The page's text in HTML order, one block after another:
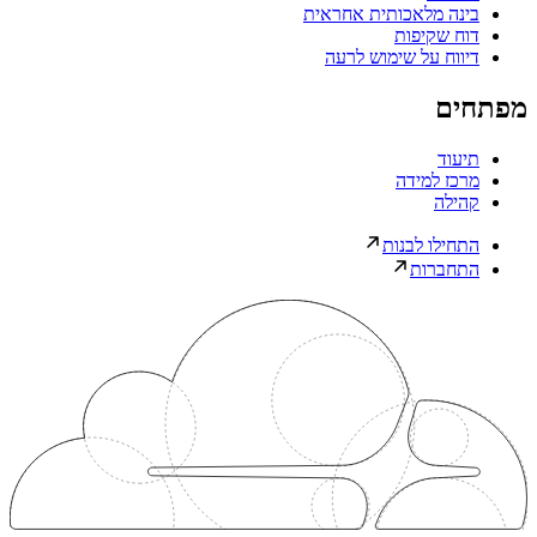
בינה מלאכותית אחראית
דוח שקיפות
דיווח על שימוש לרעה
מפתחים
תיעוד
מרכז למידה
קהילה
התחילו לבנות
התחברות